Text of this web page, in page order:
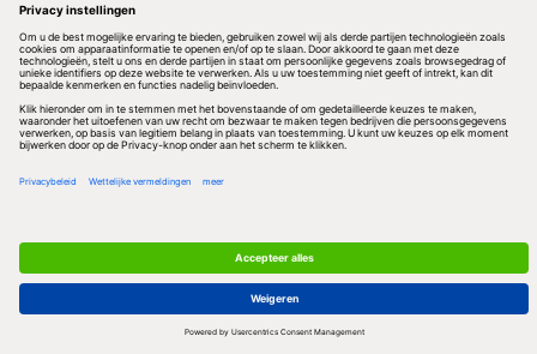
Volg ons
Redactionele partner
Algemene Voorwaarden & Copyrights